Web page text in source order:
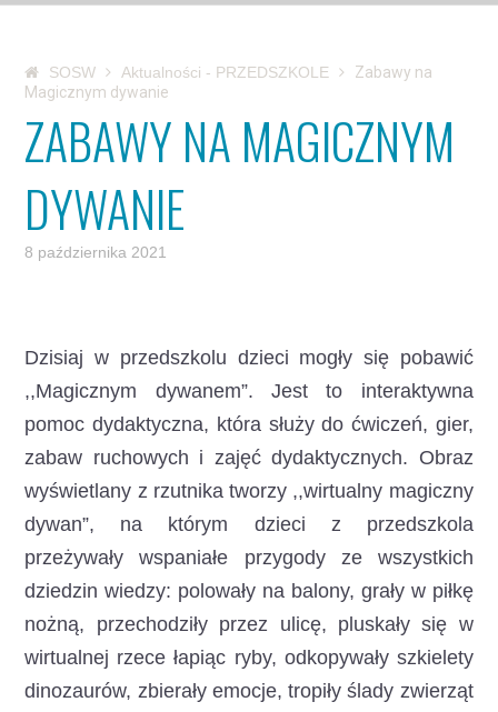
SOSW Aktualności - PRZEDSZKOLE
Zabawy na
Magicznym dywanie
ZABAWY NA MAGICZNYM
DYWANIE
8 października 2021
Dzisiaj w przedszkolu dzieci mogły się pobawić
,,Magicznym dywanem”. Jest to interaktywna
pomoc dydaktyczna, która służy do ćwiczeń, gier,
zabaw ruchowych i zajęć dydaktycznych. Obraz
wyświetlany z rzutnika tworzy ,,wirtualny magiczny
dywan”, na którym dzieci z przedszkola
przeżywały wspaniałe przygody ze wszystkich
dziedzin wiedzy: polowały na balony, grały w piłkę
nożną, przechodziły przez ulicę, pluskały się w
wirtualnej rzece łapiąc ryby, odkopywały szkielety
dinozaurów, zbierały emocje, tropiły ślady zwierząt